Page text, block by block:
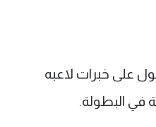
على خبرات لاعبه
في البطولة.